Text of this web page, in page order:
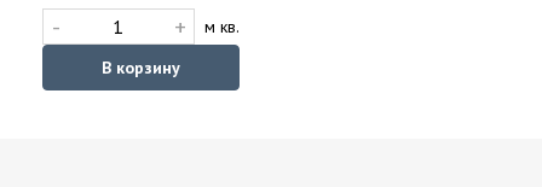
- +
м кв.
В корзину